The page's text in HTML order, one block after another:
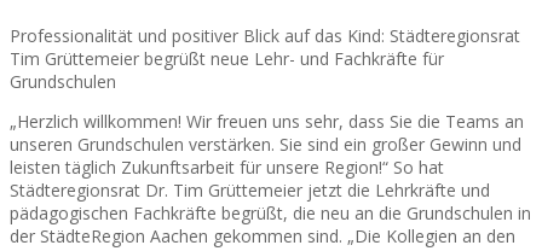
Professionalität und positiver Blick auf das Kind: Städteregionsrat
Tim Grüttemeier begrüßt neue Lehr- und Fachkräfte für
Grundschulen
„Herzlich willkommen! Wir freuen uns sehr, dass Sie die Teams an
unseren Grundschulen verstärken. Sie sind ein großer Gewinn und
leisten täglich Zukunftsarbeit für unsere Region!“ So hat
Städteregionsrat Dr. Tim Grüttemeier jetzt die Lehrkräfte und
pädagogischen Fachkräfte begrüßt, die neu an die Grundschulen in
der StädteRegion Aachen gekommen sind. „Die Kollegien an den